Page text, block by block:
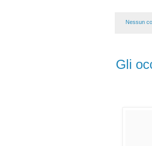
Nessun
Gli